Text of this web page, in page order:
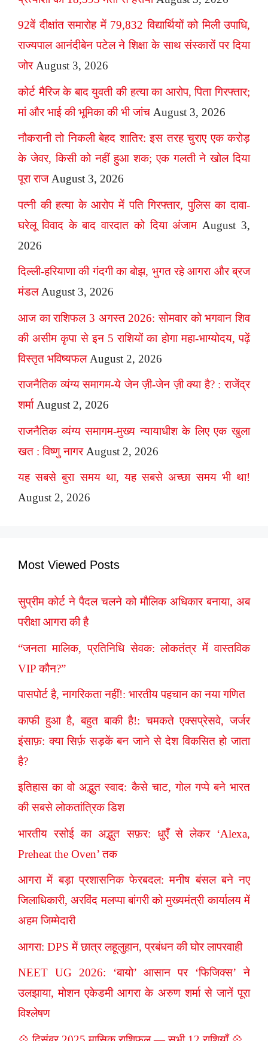
92वें दीक्षांत समारोह में 79,832 विद्यार्थियों को मिली उपाधि,
राज्यपाल आनंदीबेन पटेल ने शिक्षा के साथ संस्कारों पर दिया
जोर August 3, 2026
कोर्ट मैरिज के बाद युवती की हत्या का आरोप, पिता गिरफ्तार;
मां और भाई की भूमिका की भी जांच August 3, 2026
नौकरानी तो निकली बेहद शातिर: इस तरह चुराए एक करोड़
के जेवर, किसी को नहीं हुआ शक; एक गलती ने खोल दिया
पूरा राज August 3, 2026
पत्नी की हत्या के आरोप में पति गिरफ्तार, पुलिस का दावा-
घरेलू विवाद के बाद वारदात को दिया अंजाम August 3,
2026
दिल्ली-हरियाणा की गंदगी का बोझ, भुगत रहे आगरा और ब्रज
मंडल August 3, 2026
आज का राशिफल 3 अगस्त 2026: सोमवार को भगवान शिव
की असीम कृपा से इन 5 राशियों का होगा महा-भाग्योदय, पढ़ें
विस्तृत भविष्यफल August 2, 2026
राजनैतिक व्यंग्य समागम-ये जेन ज़ी-जेन ज़ी क्या है? : राजेंद्र
शर्मा August 2, 2026
राजनैतिक व्यंग्य समागम-मुख्य न्यायाधीश के लिए एक खुला
खत : विष्णु नागर August 2, 2026
यह सबसे बुरा समय था, यह सबसे अच्छा समय भी था!
August 2, 2026
Most Viewed Posts
सुप्रीम कोर्ट ने पैदल चलने को मौलिक अधिकार बनाया, अब
परीक्षा आगरा की है
“जनता मालिक, प्रतिनिधि सेवक: लोकतंत्र में वास्तविक
VIP कौन?”
पासपोर्ट है, नागरिकता नहीं!: भारतीय पहचान का नया गणित
काफी हुआ है, बहुत बाकी है!: चमकते एक्सप्रेसवे, जर्जर
इंसाफ़: क्या सिर्फ़ सड़कें बन जाने से देश विकसित हो जाता
है?
इतिहास का वो अद्भुत स्वाद: कैसे चाट, गोल गप्पे बने भारत
की सबसे लोकतांत्रिक डिश
भारतीय रसोई का अद्भुत सफ़र: धुएँ से लेकर ‘Alexa,
Preheat the Oven’ तक
आगरा में बड़ा प्रशासनिक फेरबदल: मनीष बंसल बने नए
जिलाधिकारी, अरविंद मलप्पा बांगरी को मुख्यमंत्री कार्यालय में
अहम जिम्मेदारी
आगरा: DPS में छात्र लहूलुहान, प्रबंधन की घोर लापरवाही
NEET UG 2026: ‘बायो’ आसान पर ‘फिजिक्स’ ने
उलझाया, मोशन एकेडमी आगरा के अरुण शर्मा से जानें पूरा
विश्लेषण